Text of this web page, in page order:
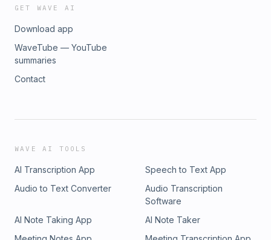
GET WAVE AI
Download app
WaveTube — YouTube
summaries
Contact
WAVE AI TOOLS
AI Transcription App
Speech to Text App
Audio to Text Converter
Audio Transcription
Software
AI Note Taking App
AI Note Taker